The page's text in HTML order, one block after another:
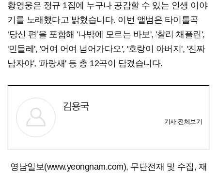
황영웅은 정규 1집에 누구나 공감할 수 있는 인생 이야
기를 노래했다고 밝혔습니다. 이번 앨범은 타이틀곡
‘당신 편’을 포함해 '나밖에 모르는 바보', '찰리 채플린',
'민들레', '어여 어여 넘어가다오', '호랑이 아버지', '진짜
남자야', '파랑새' 등 총 12곡이 담겼습니다.
김용국
기사 전체보기
영남일보(www.yeongnam.com), 무단전재 및 수집, 재